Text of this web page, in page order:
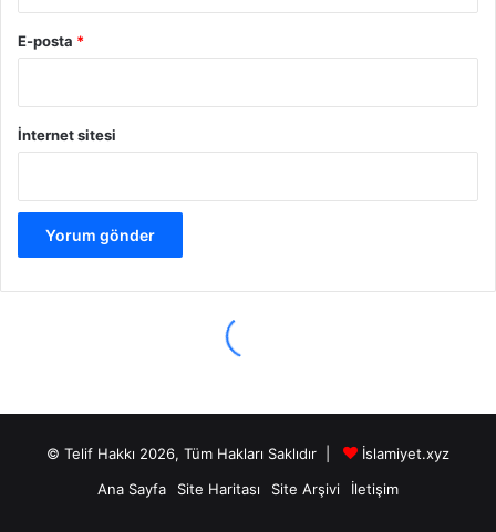
© Telif Hakkı 2026, Tüm Hakları Saklıdır |
İslamiyet.xyz
Ana Sayfa
Site Haritası Site Arşivi İletişim